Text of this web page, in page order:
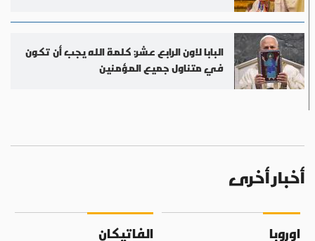
البابا لاون الرابع عشر: كلمة الله يجب أن تكون
في متناول جميع المؤمنين
أخبار أخرى
اوروبا الفاتيكان